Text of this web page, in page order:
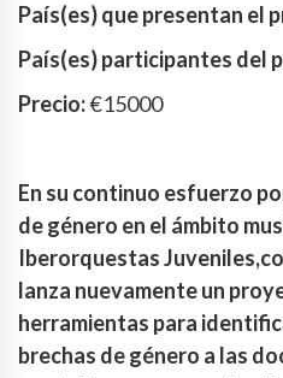
País(es) que presentan el
País(es) participantes del
Precio:€15000
En su continuo esfuerzo
de género en el ámbito
Iberorquestas
lanza nuevamente un
herramientas para
brechas de género a las